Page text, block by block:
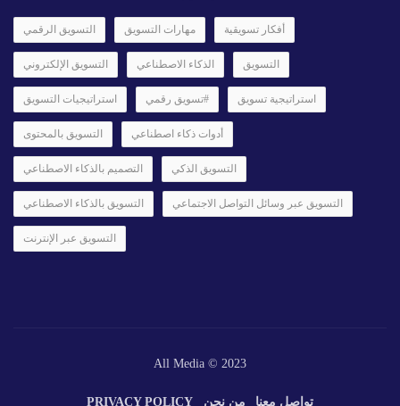
التسويق الرقمي مهارات التسويق أفكار تسويقية
التسويق الإلكتروني الذكاء الاصطناعي التسويق
استراتيجيات التسويق #تسويق رقمي استراتيجية تسويق
التسويق بالمحتوى أدوات ذكاء اصطناعي
التصميم بالذكاء الاصطناعي التسويق الذكي
التسويق بالذكاء الاصطناعي التسويق عبر وسائل التواصل الاجتماعي
التسويق عبر الإنترنت
All Media © 2023
تواصل معنا من نحن PRIVACY POLICY